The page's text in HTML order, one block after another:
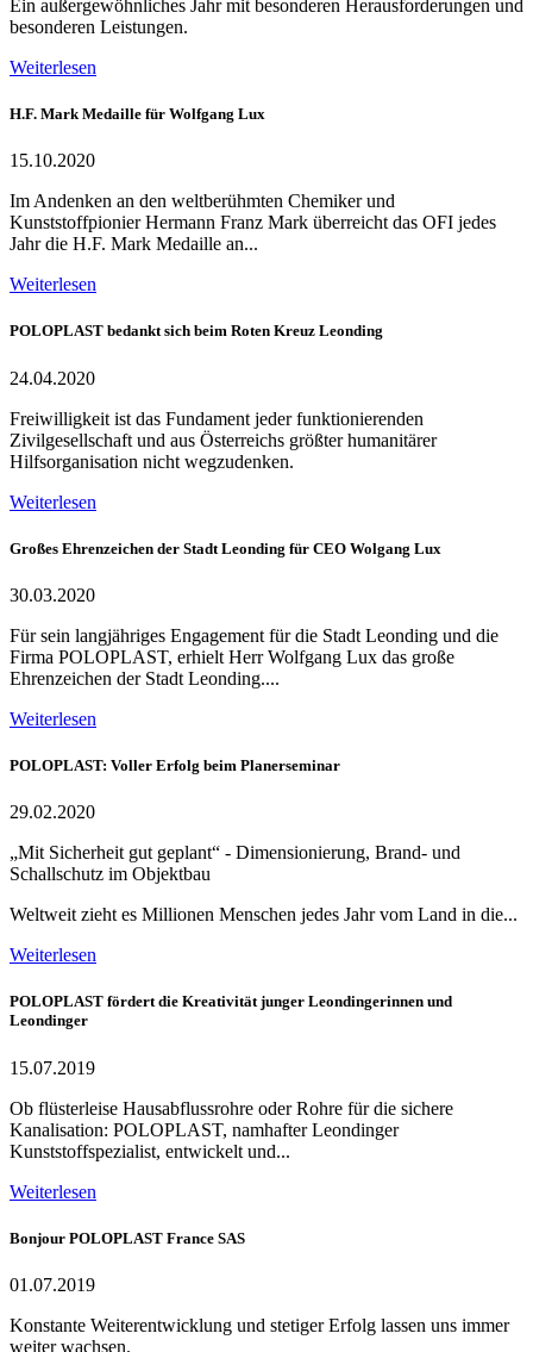
Ein außergewöhnliches Jahr mit besonderen Herausforderungen und
besonderen Leistungen.
Weiterlesen
H.F. Mark Medaille für Wolfgang Lux
15.10.2020
Im Andenken an den weltberühmten Chemiker und
Kunststoffpionier Hermann Franz Mark überreicht das OFI jedes
Jahr die H.F. Mark Medaille an...
Weiterlesen
POLOPLAST bedankt sich beim Roten Kreuz Leonding
24.04.2020
Freiwilligkeit ist das Fundament jeder funktionierenden
Zivilgesellschaft und aus Österreichs größter humanitärer
Hilfsorganisation nicht wegzudenken.
Weiterlesen
Großes Ehrenzeichen der Stadt Leonding für CEO Wolgang Lux
30.03.2020
Für sein langjähriges Engagement für die Stadt Leonding und die
Firma POLOPLAST, erhielt Herr Wolfgang Lux das große
Ehrenzeichen der Stadt Leonding....
Weiterlesen
POLOPLAST: Voller Erfolg beim Planerseminar
29.02.2020
„Mit Sicherheit gut geplant“ - Dimensionierung, Brand- und
Schallschutz im Objektbau
Weltweit zieht es Millionen Menschen jedes Jahr vom Land in die...
Weiterlesen
POLOPLAST fördert die Kreativität junger Leondingerinnen und
Leondinger
15.07.2019
Ob flüsterleise Hausabflussrohre oder Rohre für die sichere
Kanalisation: POLOPLAST, namhafter Leondinger
Kunststoffspezialist, entwickelt und...
Weiterlesen
Bonjour POLOPLAST France SAS
01.07.2019
Konstante Weiterentwicklung und stetiger Erfolg lassen uns immer
weiter wachsen.